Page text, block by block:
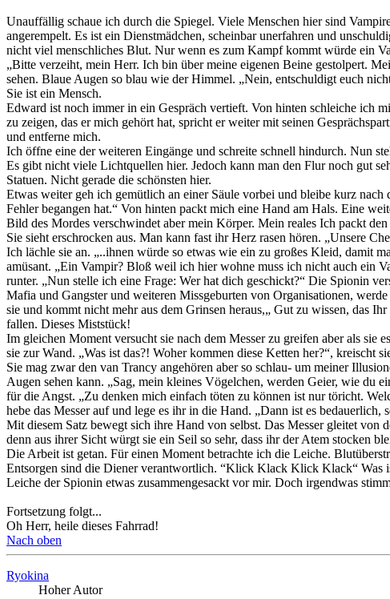
Unauffällig schaue ich durch die Spiegel. Viele Menschen hier sind
angerempelt. Es ist ein Dienstmädchen, scheinbar unerfahren und
nicht viel menschliches Blut. Nur wenn es zum Kampf kommt würde ein
„Bitte verzeiht, mein Herr. Ich bin über meine eigenen Beine gestolpert.
sehen. Blaue Augen so blau wie der Himmel. „Nein, entschuldigt euch
Sie ist ein Mensch.
Edward ist noch immer in ein Gespräch vertieft. Von hinten schleiche ich
zu zeigen, das er mich gehört hat, spricht er weiter mit seinen
und entferne mich.
Ich öffne eine der weiteren Eingänge und schreite schnell hindurch. Nun
Es gibt nicht viele Lichtquellen hier. Jedoch kann man den Flur noch gut
Statuen. Nicht gerade die schönsten hier.
Etwas weiter geh ich gemütlich an einer Säule vorbei und bleibe kurz nach
Fehler begangen hat.“ Von hinten packt mich eine Hand am Hals. Eine
Bild des Mordes verschwindet aber mein Körper. Mein reales Ich packt
Sie sieht erschrocken aus. Man kann fast ihr Herz rasen hören. „Unsere
Ich lächle sie an. „..ihnen würde so etwas wie ein zu großes Kleid, damit
amüsant. „Ein Vampir? Bloß weil ich hier wohne muss ich nicht auch ein
runter. „Nun stelle ich eine Frage: Wer hat dich geschickt?“ Die Spionin
Mafia und Gangster und weiteren Missgeburten von Organisationen,
sie und kommt nicht mehr aus dem Grinsen heraus,„ Gut zu wissen, das
fallen. Dieses Miststück!
Im gleichen Moment versucht sie nach dem Messer zu greifen aber als
sie zur Wand. „Was ist das?! Woher kommen diese Ketten her?“,
Sie mag zwar den van Trancy angehören aber so schlau- um meiner
Augen sehen kann. „Sag, mein kleines Vögelchen, werden Geier, wie du
für die Angst. „Zu denken mich einfach töten zu können ist nur töricht.
hebe das Messer auf und lege es ihr in die Hand. „Dann ist es bedauerlich,
Mit diesem Satz bewegt sich ihre Hand von selbst. Das Messer gleitet
denn aus ihrer Sicht würgt sie ein Seil so sehr, dass ihr der Atem stocken
Die Arbeit ist getan. Für einen Moment betrachte ich die Leiche.
Entsorgen sind die Diener verantwortlich. “Klick Klack Klick Klack“
Leiche der Spionin etwas zusammengesackt vor mir. Doch irgendwas
Fortsetzung folgt...
Oh Herr, heile dieses Fahrrad!
Nach oben
Ryokina
Hoher Autor